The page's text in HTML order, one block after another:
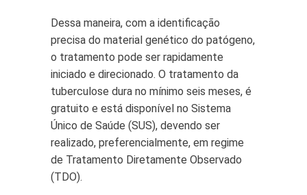
Dessa maneira, com a identificação
precisa do material genético do patógeno,
o tratamento pode ser rapidamente
iniciado e direcionado. O tratamento da
tuberculose dura no mínimo seis meses, é
gratuito e está disponível no Sistema
Único de Saúde (SUS), devendo ser
realizado, preferencialmente, em regime
de Tratamento Diretamente Observado
(TDO).